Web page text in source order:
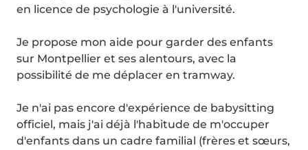
en licence de psychologie à l'université.
Je propose mon aide pour garder des enfants
sur Montpellier et ses alentours, avec la
possibilité de me déplacer en tramway.
Je n'ai pas encore d'expérience de babysitting
officiel, mais j'ai déjà l'habitude de m'occuper
d'enfants dans un cadre familial (frères et sœurs,